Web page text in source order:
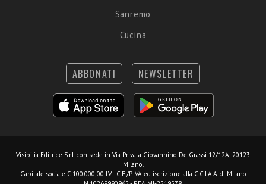
Sanremo
Cucina
ABBONATI NEWSLETTER
Visibilia Editrice S.r.l. con sede in Via Privata Giovannino De Grassi 12/12A, 20123
Milano.
Capitale sociale € 100.000,00 I.V. - C.F./P.IVA ed iscrizione alla C.C.I.A.A. di Milano